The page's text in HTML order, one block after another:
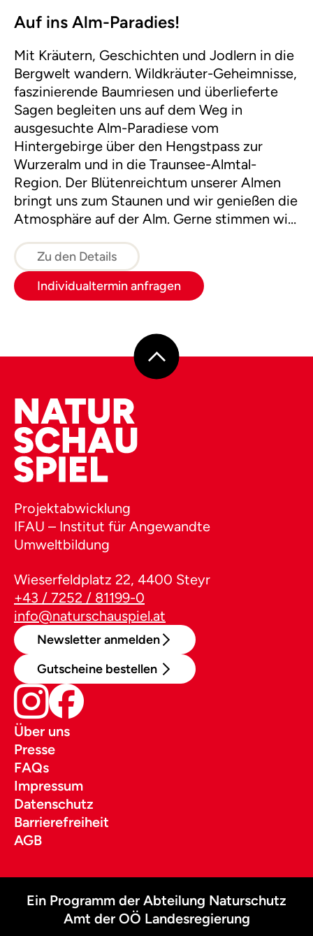
Auf ins Alm-Paradies!
Mit Kräutern, Geschichten und Jodlern in die
Bergwelt wandern. Wildkräuter-Geheimnisse,
faszinierende Baumriesen und überlieferte
Sagen begleiten uns auf dem Weg in
ausgesuchte Alm-Paradiese vom
Hintergebirge über den Hengstpass zur
Wurzeralm und in die Traunsee-Almtal-
Region. Der Blütenreichtum unserer Almen
bringt uns zum Staunen und wir genießen die
Atmosphäre auf der Alm. Gerne stimmen wir
gemeinsamen Jodler an.
Zu den Details
Individualtermin anfragen
Projektabwicklung
IFAU – Institut für Angewandte
Umweltbildung
Wieserfeldplatz 22, 4400 Steyr
+43 / 7252 / 81199-0
info@naturschauspiel.at
Newsletter anmelden
Gutscheine bestellen
Über uns
Presse
FAQs
Impressum
Datenschutz
Barrierefreiheit
AGB
Ein Programm der Abteilung Naturschutz
Amt der OÖ Landesregierung